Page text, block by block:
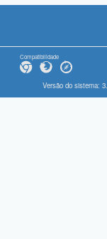
Compatibilidade
Versão do sistema: